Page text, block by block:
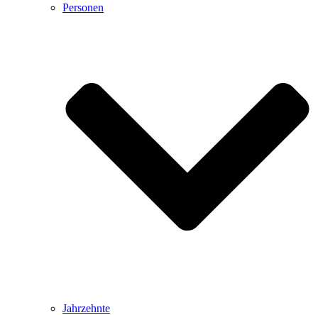
Personen
Jahrzehnte